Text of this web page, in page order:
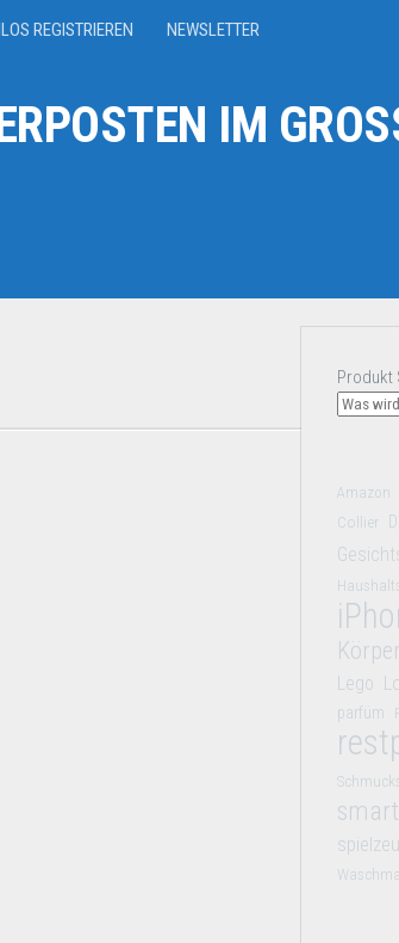
REGISTRIEREN NEWSLETTER
IM
Produkt
Amazon
Collier
Lego
parfüm